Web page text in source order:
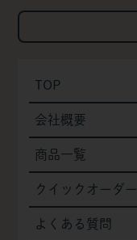
TOP
会社概要
商品一覧
クイックオーダー
よくある質問